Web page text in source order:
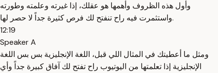
وأول هذه الظروف وأهمها هو عقلك، إذا غيرته وعلمته وطورته
واستثمرت فيه راح تنفتح لك فرص كثيرة جداً لا حصر لها.
12:19
Speaker A
ومثل ما أعطيتك في المثال اللي قبل، اللغة الإنجليزية بس بس اللغة
الإنجليزية إذا تعلمتها من اليوتيوب راح تفتح لك آفاق كبيرة جداً وأي